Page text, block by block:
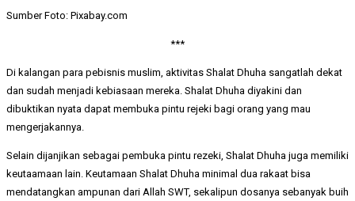
Sumber Foto: Pixabay.com
***
Di kalangan para pebisnis muslim, aktivitas Shalat Dhuha sangatlah dekat
dan sudah menjadi kebiasaan mereka. Shalat Dhuha diyakini dan
dibuktikan nyata dapat membuka pintu rejeki bagi orang yang mau
mengerjakannya.
Selain dijanjikan sebagai pembuka pintu rezeki, Shalat Dhuha juga memiliki
keutaamaan lain. Keutamaan Shalat Dhuha minimal dua rakaat bisa
mendatangkan ampunan dari Allah SWT, sekalipun dosanya sebanyak buih